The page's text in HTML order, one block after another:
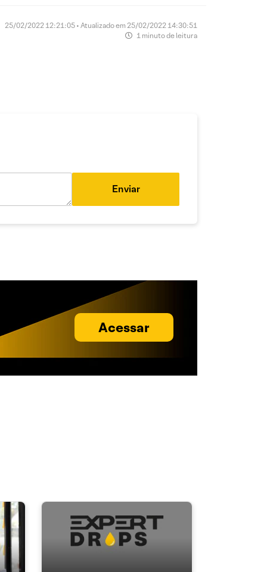
25/02/2022 12:21:05 • Atualizado em 25/02/2022 14:30:51
1 minuto de leitura
Enviar
Acessar